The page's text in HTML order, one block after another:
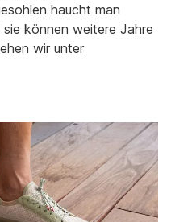
haucht man
können weitere Jahre
wir unter